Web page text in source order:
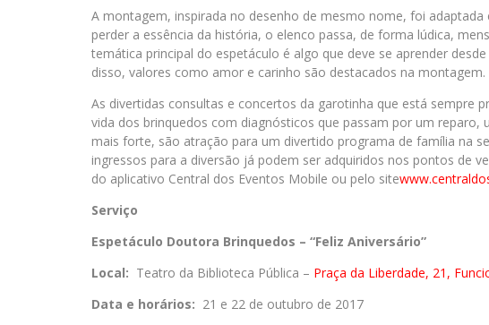
A montagem, inspirada no desenho de mesmo nome, foi adaptada
perder a essência da história, o elenco passa, de forma lúdica,
temática principal do espetáculo é algo que deve se aprender
disso, valores como amor e carinho são destacados na montagem.
As divertidas consultas e concertos da garotinha que está sempre
vida dos brinquedos com diagnósticos que passam por um
mais forte, são atração para um divertido programa de família na
ingressos para a diversão já podem ser adquiridos nos pontos de
do aplicativo Central dos Eventos Mobile ou pelo site
Serviço
Espetáculo Doutora Brinquedos – “Feliz Aniversário”
Local: Teatro da Biblioteca Pública – Praça da Liberdade, 21,
Data e horários: 21 e 22 de outubro de 2017